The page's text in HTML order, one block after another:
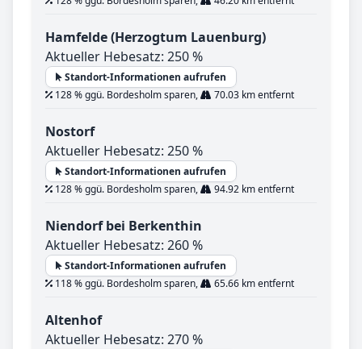
Hamfelde (Herzogtum Lauenburg)
Aktueller Hebesatz: 250 %
Standort-Informationen aufrufen
128 % ggü. Bordesholm sparen,
70.03 km entfernt
Nostorf
Aktueller Hebesatz: 250 %
Standort-Informationen aufrufen
128 % ggü. Bordesholm sparen,
94.92 km entfernt
Niendorf bei Berkenthin
Aktueller Hebesatz: 260 %
Standort-Informationen aufrufen
118 % ggü. Bordesholm sparen,
65.66 km entfernt
Altenhof
Aktueller Hebesatz: 270 %